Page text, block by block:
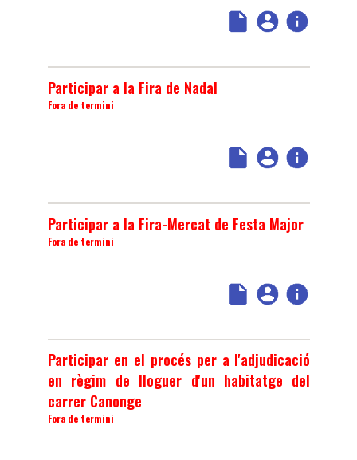
Participar a la Fira de Nadal
Fora de termini
Participar a la Fira-Mercat de Festa Major
Fora de termini
Participar en el procés per a l'adjudicació
en règim de lloguer d'un habitatge del
carrer Canonge
Fora de termini